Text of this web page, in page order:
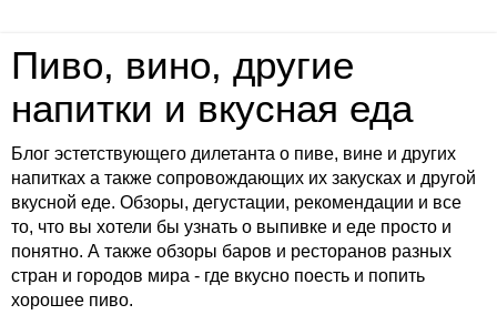
Пиво, вино, другие
напитки и вкусная еда
Блог эстетствующего дилетанта о пиве, вине и других
напитках а также сопровождающих их закусках и другой
вкусной еде. Обзоры, дегустации, рекомендации и все
то, что вы хотели бы узнать о выпивке и еде просто и
понятно. А также обзоры баров и ресторанов разных
стран и городов мира - где вкусно поесть и попить
хорошее пиво.